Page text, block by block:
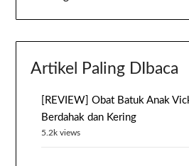
Artikel Paling DIbaca
[REVIEW] Obat Batuk Anak
Berdahak dan Kering
5.2k views